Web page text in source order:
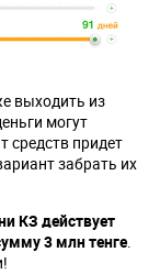
выходить из
могут
средств придет
забрать их
КЗ действует
3 млн тенге.